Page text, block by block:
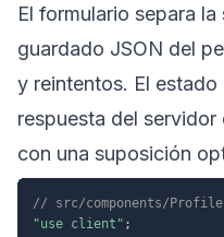
El formulario separa
guardado JSON del
y reintentos. El
respuesta del servidor
con una suposición
// src/components/
"use client" ;